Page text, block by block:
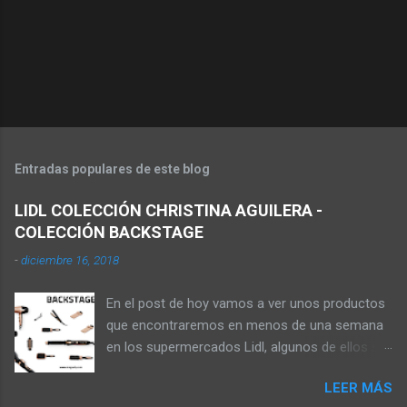
Entradas populares de este blog
LIDL COLECCIÓN CHRISTINA AGUILERA -
COLECCIÓN BACKSTAGE
-diciembre 16, 2018
En el post de hoy vamos a ver unos productos
que encontraremos en menos de una semana
en los supermercados Lidl, algunos de ellos se
supermercados, pagando los gastos de envío,
LEER MÁS